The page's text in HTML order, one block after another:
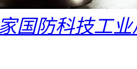
国防科技工